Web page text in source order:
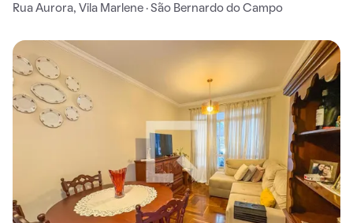
Rua Aurora, Vila Marlene · São Bernardo do Campo